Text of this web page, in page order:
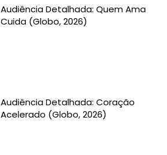
Audiência Detalhada: Quem Ama
Cuida (Globo, 2026)
Audiência Detalhada: Coração
Acelerado (Globo, 2026)